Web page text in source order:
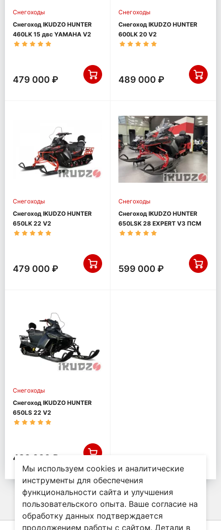
Снегоходы
Снегоход IKUDZO HUNTER
460LK 15 двс YAMAHA V2
479 000 ₽
Снегоходы
Снегоход IKUDZO HUNTER
600LK 20 V2
489 000 ₽
Снегоходы
Снегоход IKUDZO HUNTER
650LK 22 V2
479 000 ₽
Снегоходы
Снегоход IKUDZO HUNTER
650LSK 28 EXPERT V3 ПСМ
599 000 ₽
Снегоходы
Снегоход IKUDZO HUNTER
650LS 22 V2
489 000 ₽
Мы используем cookies и аналитические
инструменты для обеспечения
функциональности сайта и улучшения
пользовательского опыта. Ваше согласие на
обработку данных подтверждается
продолжением работы с сайтом. Детали в